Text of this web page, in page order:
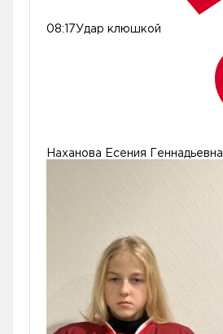
08:17Удар клюшкой
Наханова Есения Геннадьевна